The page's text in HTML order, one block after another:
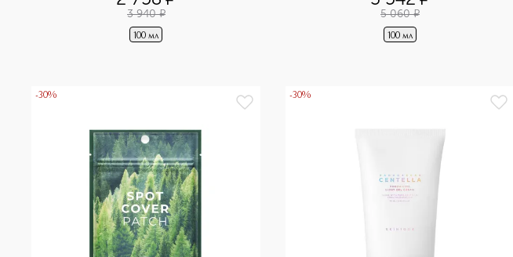
кислотой
3 940 ¤
100 мл
гиалуроновой кислотой
5 060 ¤
100 мл
-30% -30%